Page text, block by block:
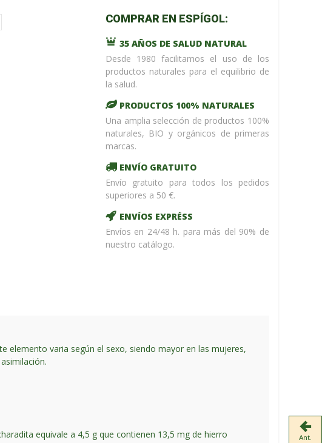
/home/upntonvr/
codeon
line 59
¡ %Dto !
COMPRAR EN ESPÍGOL:
35 AÑOS DE SALUD NATURAL
Desde 1980 facilitamos el uso de los
productos naturales para el equilibrio de
la salud.
PRODUCTOS 100% NATURALES
Una amplia selección de productos 100%
naturales, BIO y orgánicos de primeras
marcas.
ENVÍO GRATUITO
Envío gratuito para todos los pedidos
superiores a 50 €.
ENVÍOS EXPRÉSS
Envíos en 24/48 h. para más del 90% de
nuestro catálogo.
elemento varia según el sexo, siendo mayor en las mujeres,
equivale a 4,5 g que contienen 13,5 mg de hierro
Ant.